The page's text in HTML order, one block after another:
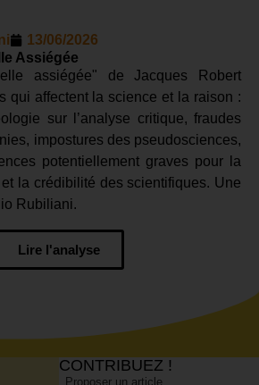
13/06/2026
Assiégée
assiégée" de Jacques Robert
qui affectent la science et la raison :
sur l’analyse critique, fraudes
impostures des pseudosciences,
potentiellement graves pour la
la crédibilité des scientifiques. Une
Rubiliani.
Lire l'analyse
CONTRIBUEZ !
Proposer un article